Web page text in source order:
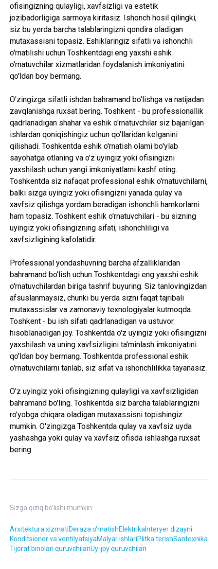
ofisingizning qulayligi, xavfsizligi va estetik
jozibadorligiga sarmoya kiritasiz. Ishonch hosil qilingki,
siz bu yerda barcha talablaringizni qondira oladigan
mutaxassisni topasiz. Eshiklaringiz sifatli va ishonchli
o'rnatilishi uchun Toshkentdagi eng yaxshi eshik
o'rnatuvchilar xizmatlaridan foydalanish imkoniyatini
qo'ldan boy bermang.
O'zingizga sifatli ishdan bahramand bo'lishga va natijadan
zavqlanishga ruxsat bering. Toshkent - bu professionallik
qadrlanadigan shahar va eshik o'rnatuvchilar siz bajarilgan
ishlardan qoniqishingiz uchun qo'llaridan kelganini
qilishadi. Toshkentda eshik o'rnatish olami bo'ylab
sayohatga otlaning va o'z uyingiz yoki ofisingizni
yaxshilash uchun yangi imkoniyatlarni kashf eting.
Toshkentda siz nafaqat professional eshik o'rnatuvchilarni,
balki sizga uyingiz yoki ofisingizni yanada qulay va
xavfsiz qilishga yordam beradigan ishonchli hamkorlarni
ham topasiz. Toshkent eshik o'rnatuvchilari - bu sizning
uyingiz yoki ofisingizning sifati, ishonchliligi va
xavfsizligining kafolatidir.
Professional yondashuvning barcha afzalliklaridan
bahramand bo'lish uchun Toshkentdagi eng yaxshi eshik
o'rnatuvchilardan biriga tashrif buyuring. Siz tanlovingizdan
afsuslanmaysiz, chunki bu yerda sizni faqat tajribali
mutaxassislar va zamonaviy texnologiyalar kutmoqda.
Toshkent - bu ish sifati qadrlanadigan va ustuvor
hisoblanadigan joy. Toshkentda o'z uyingiz yoki ofisingizni
yaxshilash va uning xavfsizligini ta'minlash imkoniyatini
qo'ldan boy bermang. Toshkentda professional eshik
o'rnatuvchilarni tanlab, siz sifat va ishonchlilikka tayanasiz.
O'z uyingiz yoki ofisingizning qulayligi va xavfsizligidan
bahramand bo'ling. Toshkentda siz barcha talablaringizni
ro'yobga chiqara oladigan mutaxassisni topishingiz
mumkin. O'zingizga Toshkentda qulay va xavfsiz uyda
yashashga yoki qulay va xavfsiz ofisda ishlashga ruxsat
bering.
Sizga qiziq bo'lishi mumkin:
Arxitektura xizmatiDeraza o'rnatishElektrika Interyer dizayni
Konditsioner va ventilyatsiyaMalyar ishlariPlitka terishSantexnika
Tijorat binolari quruvchilariUy-joy quruvchilari